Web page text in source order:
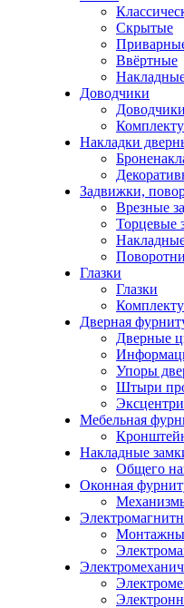
Скрытые
Ввёртные
Доводчики
Доводчики
Накладки
Задвижки,
Врезные
Торцевые
Глазки
Глазки
Дверная
Дверные
Упоры
Штыри
Мебельная
Накладные
Общего
Оконная